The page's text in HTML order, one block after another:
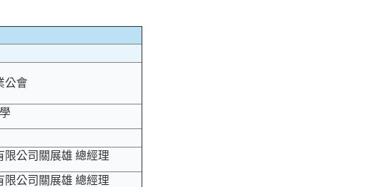
公會
限公司關展雄 總經理
限公司關展雄 總經理